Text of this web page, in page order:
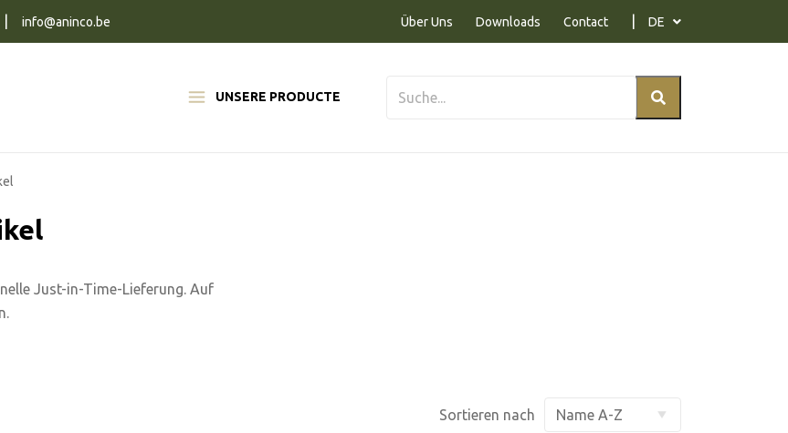
UNSERE PRODUCTE
info@aninco.be Über Uns Downloads Contact DE
Just-in-Time-Lieferung. Auf
Sortieren nach